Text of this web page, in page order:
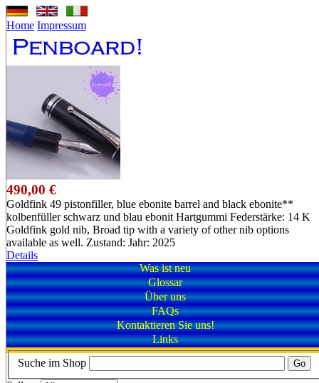
Home Impressum
490,00 €
Goldfink 49 pistonfiller, blue ebonite barrel and black ebonite**
kolbenfüller schwarz und blau ebonit Hartgummi Federstärke: 14 K
Goldfink gold nib, Broad tip with a variety of other nib options
available as well. Zustand: Jahr: 2025
Details
Was ist neu
Glossar
Über uns
FAQs
Kontaktieren Sie uns!
Links
Suche im Shop